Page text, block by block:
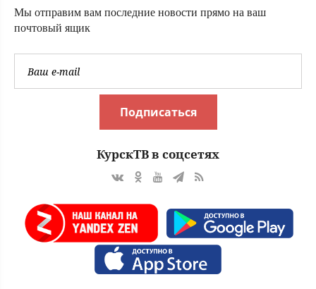
Мы отправим вам последние новости прямо на ваш
почтовый ящик
Подписаться
КурскТВ в соцсетях